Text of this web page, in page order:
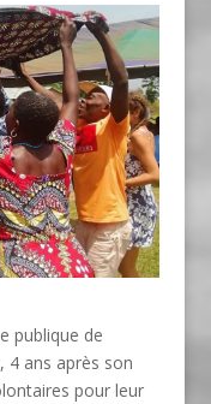
publique de
4 ans après son
pour leur